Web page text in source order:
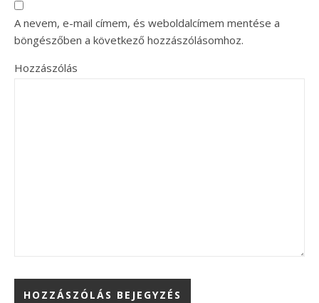
A nevem, e-mail címem, és weboldalcímem mentése a
böngészőben a következő hozzászólásomhoz.
Hozzászólás